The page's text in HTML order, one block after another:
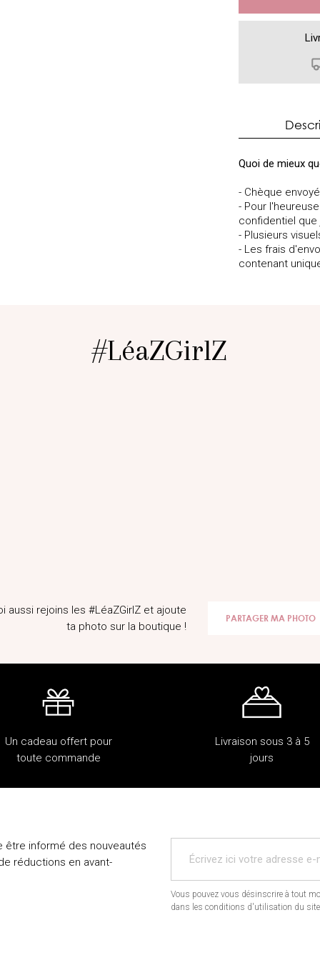
Quoi de mieux
- Chèque
- Pour
confidentiel
- Plusieurs
- Les frais
contenant
#LéaZGirlZ
aussi rejoins les #LéaZGirlZ et ajoute
ta photo sur la boutique !
PARTAGER MA PHOTO
Un cadeau offert pour
toute commande
Livraison sous 3 à 5
jours
être informé des nouveautés
réductions en avant-
Vous pouvez vous désinscrire à tout
dans les conditions d'utilisation du